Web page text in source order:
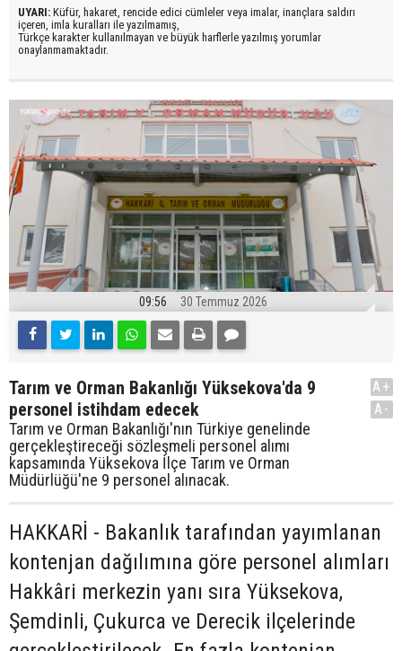
UYARI: Küfür, hakaret, rencide edici cümleler veya imalar, inançlara saldırı
içeren, imla kuralları ile yazılmamış,
Türkçe karakter kullanılmayan ve büyük harflerle yazılmış yorumlar
onaylanmamaktadır.
09:56 30 Temmuz 2026
Tarım ve Orman Bakanlığı Yüksekova'da 9
personel istihdam edecek
Tarım ve Orman Bakanlığı'nın Türkiye genelinde
gerçekleştireceği sözleşmeli personel alımı
kapsamında Yüksekova İlçe Tarım ve Orman
Müdürlüğü'ne 9 personel alınacak.
A+
A-
HAKKARİ - Bakanlık tarafından yayımlanan
kontenjan dağılımına göre personel alımları
Hakkâri merkezin yanı sıra Yüksekova,
Şemdinli, Çukurca ve Derecik ilçelerinde